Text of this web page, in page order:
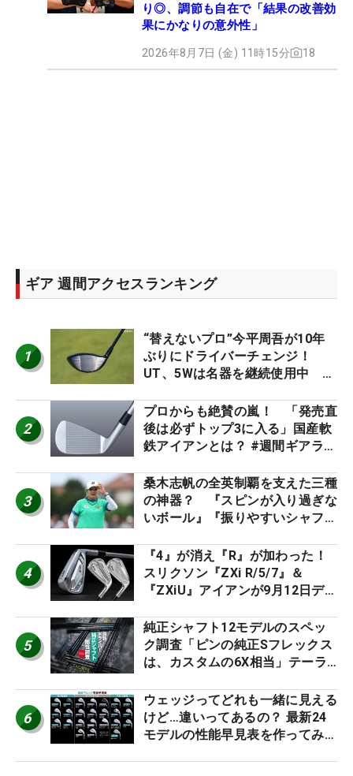
り◎、調節も自在で「結果の改善効
果にかなりの意外性」
2026年8月7日 (金) 11時15分 18
ギア 週間アクセスランキング
1
“替えないプロ”今平周吾が10年
ぶりにドライバーチェンジ！
UT、5Wは名器を継続使用中 #
2
プロからも絶賛の嵐！ 「発売直
後は必ずトップ3に入る」国産軟
鉄アイアンとは？ #週間ギアラン
3
桑木志帆の全英制覇を支えた三種
の神器？ 『スピンが入り過ぎな
いボール』『振りやすいシャフ
ー』 #女子プロセッティング
4
『4』が消え『R』が加わった！
スリクソン『ZXi R/5/7』＆
『ZXiU』アイアンが9月12日デ
5
純正シャフト12モデルのスペッ
ク調査「ピンの純正Sフレックス
は、カスタムの6X相当」テーラ
6
ウェッジってどれも一緒に見える
けど…違いってあるの？ 最新24
モデルの性能早見表を作ってみ